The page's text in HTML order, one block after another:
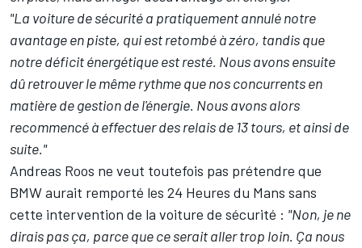
"La voiture de sécurité a pratiquement annulé notre
avantage en piste, qui est retombé à zéro, tandis que
notre déficit énergétique est resté. Nous avons ensuite
dû retrouver le même rythme que nos concurrents en
matière de gestion de l'énergie. Nous avons alors
recommencé à effectuer des relais de 13 tours, et ainsi de
suite."
Andreas Roos ne veut toutefois pas prétendre que
BMW aurait remporté les 24 Heures du Mans sans
cette intervention de la voiture de sécurité : "Non, je ne
dirais pas ça, parce que ce serait aller trop loin. Ça nous